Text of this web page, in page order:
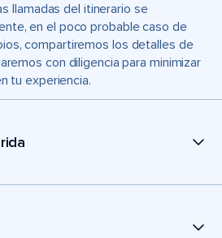
llamadas del itinerario se
en el poco probable caso de
compartiremos los detalles de
con diligencia para minimizar
tu experiencia.